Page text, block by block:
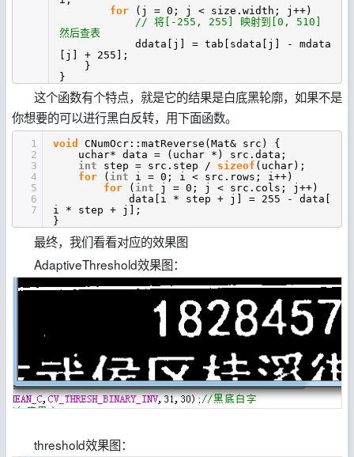
for
(j = 0; j < size.width; j++)
// 将[-255, 255] 映射到[0, 510]
然后查表
ddata[j] = tab[sdata[j] - mdata
[j] + 255];
}
}
这个函数有个特点，就是它的结果是白底黑轮廓，如果不是
你想要的可以进行黑白反转，用下面函数。
1
2
3
4
5
6
7
void
CNumOcr::matReverse(Mat& src) {
uchar* data = (uchar *) src.data;
int
step = src.step / sizeof (uchar);
for
( int
i = 0; i < src.rows; i++)
for
( int
j = 0; j < src.cols; j++)
data[i * step + j] = 255 - data[
i * step + j];
}
最终，我们看看对应的效果图
AdaptiveThreshold效果图：
threshold效果图：